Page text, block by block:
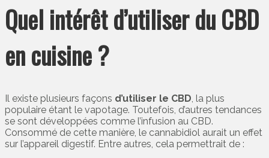
Quel intérêt d’utiliser du CBD
en cuisine ?
Il existe plusieurs façons d’utiliser le CBD, la plus
populaire étant le vapotage. Toutefois, d’autres tendances
se sont développées comme l’infusion au CBD.
Consommé de cette manière, le cannabidiol aurait un effet
sur l’appareil digestif. Entre autres, cela permettrait de :